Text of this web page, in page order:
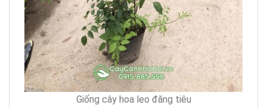
Giống cây hoa leo đăng tiêu